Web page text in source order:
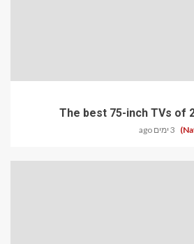
The best 75-inch TVs of
3 ימים ago